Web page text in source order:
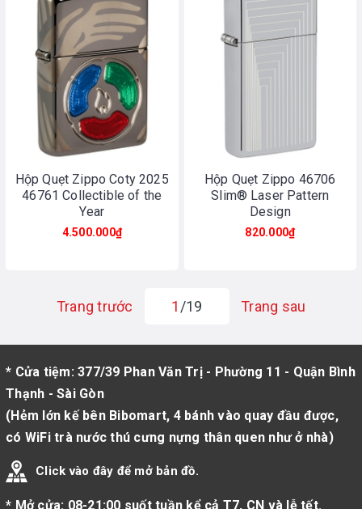
Hộp Quẹt Zippo Coty 2025
46761 Collectible of the
Year
4.500.000₫
Hộp Quẹt Zippo 46706
Slim® Laser Pattern
Design
820.000₫
Trang trước 1 /19 Trang sau
* Cửa tiệm: 377/39 Phan Văn Trị - Phường 11 - Quận Bình
Thạnh - Sài Gòn
(Hẻm lớn kế bên Bibomart, 4 bánh vào quay đầu được,
có WiFi trà nước thú cưng nựng thân quen như ở nhà)
Click vào đây để mở bản đồ.
* Mở cửa: 08-21:00 suốt tuần kể cả T7, CN và lễ tết.